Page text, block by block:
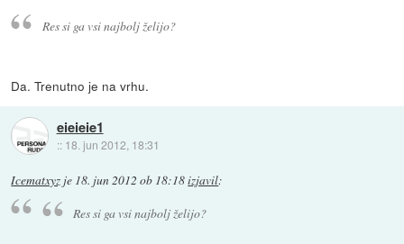
Res si ga vsi najbolj želijo?
Da. Trenutno je na vrhu.
eieieie1
:: 18. jun 2012, 18:31
Icematxyz je 18. jun 2012 ob 18:18izjavil:
Res si ga vsi najbolj želijo?